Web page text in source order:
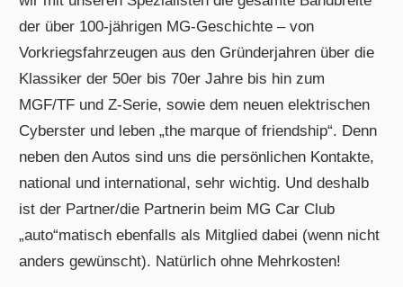
der über 100-jährigen MG-Geschichte – von
Vorkriegsfahrzeugen aus den Gründerjahren über die
Klassiker der 50er bis 70er Jahre bis hin zum
MGF/TF und Z-Serie, sowie dem neuen elektrischen
Cyberster und leben „the marque of friendship“. Denn
neben den Autos sind uns die persönlichen Kontakte,
national und international, sehr wichtig. Und deshalb
ist der Partner/die Partnerin beim MG Car Club
„auto“matisch ebenfalls als Mitglied dabei (wenn nicht
anders gewünscht). Natürlich ohne Mehrkosten!